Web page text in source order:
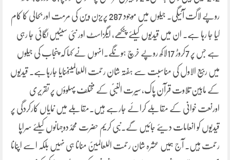
روپے لاگت آئیگی۔ جیلوں میں موجود 287 پریزن وین کی مرمت اور بحالی کا کام
کیا جا رہا ہے۔ ان میں قیدیوں کیلئے پنکھے، ایگزاسٹ اور نئی سیٹیں لگائی جا رہی
ہے جس پر 7کروڑ 17لاکھ روپے خرچ ہونگے۔انہوں نے کہا کہ پنجاب کی جیلوں
میں ربیع الاول کی مناسبت سے ہفتہ شان رحمت اللعالمینؐمنایا جارہاہے۔ قیدیوں
کے مابین تلاوت قرآن پاک، سیرت النبیؐ کے مختلف پہلوؤں پر تقریری
اورنعت خوانی کے مقابلے کرائے جارہے ہیں۔مقابلے میں نمایاں کارکردگی پر
قیدیوں کو انعامات دیئے جائیں گے۔نبی کریم حضرت محمدؐدوجہانوں کیلئے سراپا
رحمت ہیں۔ آج ہمیں عشرہ شان رحمت اللعالمینؐ منانا ہی نہیں بلکہ اسے اپنانا